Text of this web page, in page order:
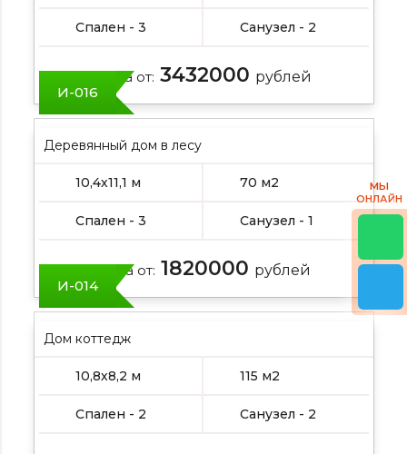
Спален - 3 Санузел - 2
Цена от: 3432000 рублей
И-016
Деревянный дом в лесу
10,4х11,1 м 70 м2
Спален - 3 Санузел - 1
Цена от: 1820000 рублей
И-014
Дом коттедж
10,8х8,2 м 115 м2
Спален - 2 Санузел - 2
МЫ
ОНЛАЙН